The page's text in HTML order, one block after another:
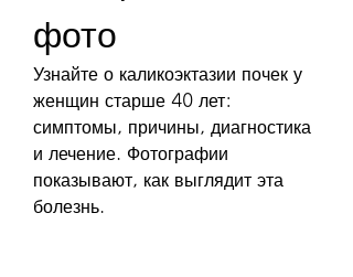
фото
Узнайте о каликоэктазии почек у
женщин старше 40 лет:
симптомы, причины, диагностика
и лечение. Фотографии
показывают, как выглядит эта
болезнь.